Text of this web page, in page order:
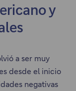
y
a ser muy
desde el inicio
negativas